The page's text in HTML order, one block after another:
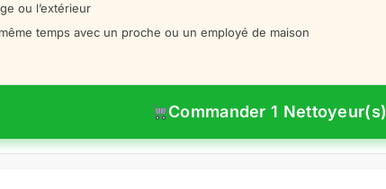
ou l’extérieur
temps avec un proche ou un employé de maison
Commander 1 Nettoyeur(s)